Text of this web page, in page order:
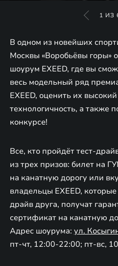
1 ИЗ
В одном из новейших
Москвы «Воробьёвы горы»
шоурум EXEED, где вы
весь модельный ряд
EXEED, оценить их
технологичность, а также
конкурсе!
Все, кто пройдёт тест-
из трех призов: билет на
на канатную дорогу или
владельцы EXEED,
драйв друга, получат
сертификат на канатную
Адрес шоурума: ул.
пт-чт, 12:00-22:00; пт-вс,